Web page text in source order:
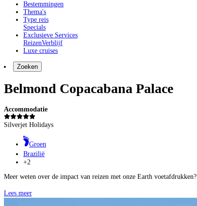
Bestemmingen
Thema's
Type reis
Specials
Exclusieve Services
ReizenVerblijf
Luxe cruises
Zoeken
Belmond Copacabana Palace
Accommodatie
Silverjet Holidays
Groen
Brazilië
+2
Meer weten over de impact van reizen met onze Earth voetafdrukken?
Lees meer